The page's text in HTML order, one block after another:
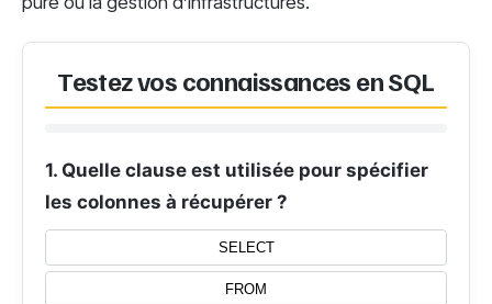
Testez vos connaissances en SQL
1. Quelle clause est utilisée pour spécifier
les colonnes à récupérer ?
SELECT
FROM